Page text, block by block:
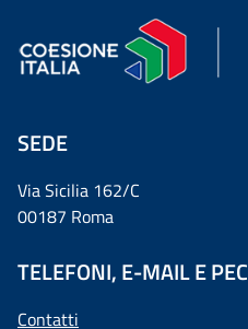
SEDE
Via Sicilia 162/C
00187 Roma
TELEFONI, E-MAIL E PEC
Contatti